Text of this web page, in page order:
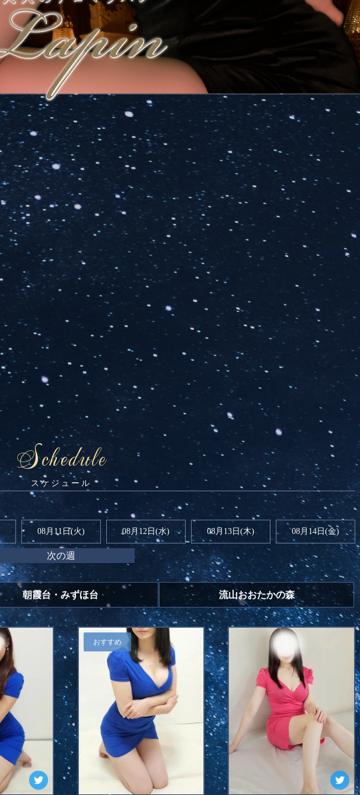
Schedule
08月11日(火) 08月12日(水) 08月13日(木) 08月14日(金)
次の週
朝霞台・みずほ台 流山おおたかの森
おすすめ